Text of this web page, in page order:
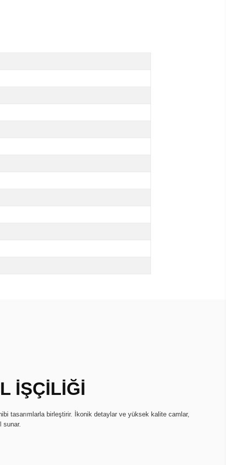
İŞÇİLİĞİ
tasarımlarla birleştirir. İkonik detaylar ve yüksek kalite camlar,
sunar.